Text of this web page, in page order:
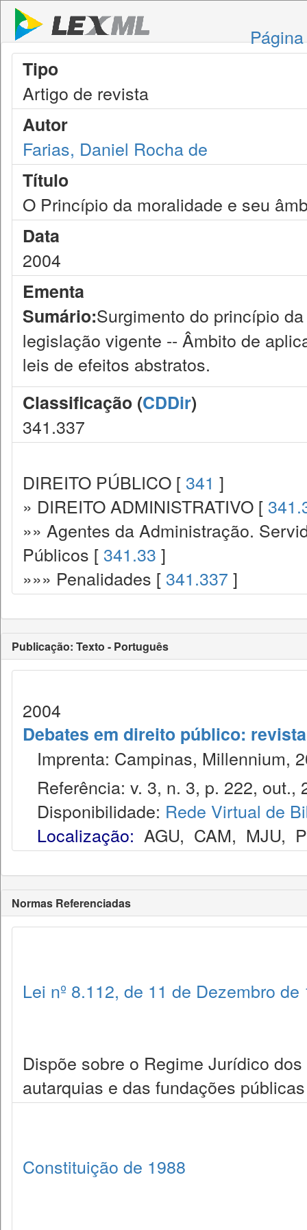
Tipo
Artigo de revista
Autor
Farias, Daniel Rocha de
Título
O Princípio da moralidade e seu
Data
2004
Ementa
Sumário:Surgimento do princípio
legislação vigente -- Âmbito de
leis de efeitos abstratos.
Classificação (CDDir)
341.337
DIREITO PÚBLICO [ 341 ]
» DIREITO ADMINISTRATIVO [
»» Agentes da Administração.
Públicos [ 341.33 ]
»»» Penalidades [ 341.337 ]
Publicação: Texto - Português
2004
Debates em direito público:
Imprenta: Campinas, Millennium,
Referência: v. 3, n. 3, p. 222, out.,
Disponibilidade: Rede Virtual de
Localização: AGU, CAM, MJU,
Normas Referenciadas
Lei nº 8.112, de 11 de Dezembro de
Dispõe sobre o Regime Jurídico
autarquias e das fundações
Constituição de 1988